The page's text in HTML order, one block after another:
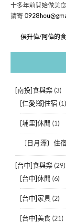
十多年前開始做美
請寄
侯升偉/阿偉的
[南投]食與樂(3)
[仁愛鄉]住宿 (1)
[埔里]休閒 (1)
〔日月潭〕住宿
[台中]食與樂(29)
[台中]休閒 (6)
[台中]家具(2)
[台中]美食(21)